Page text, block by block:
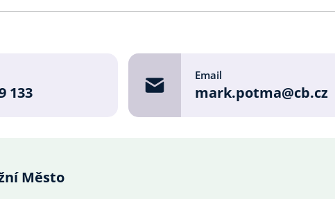
133
Email
mark.potma@cb.cz
Město